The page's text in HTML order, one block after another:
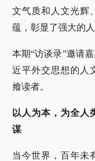
文气质和人文光辉
蕴，彰显了强大的人
本期“访谈录”邀请
近平外交思想的人
飨读者。
以人为本，为全人
谋
当今世界，百年未